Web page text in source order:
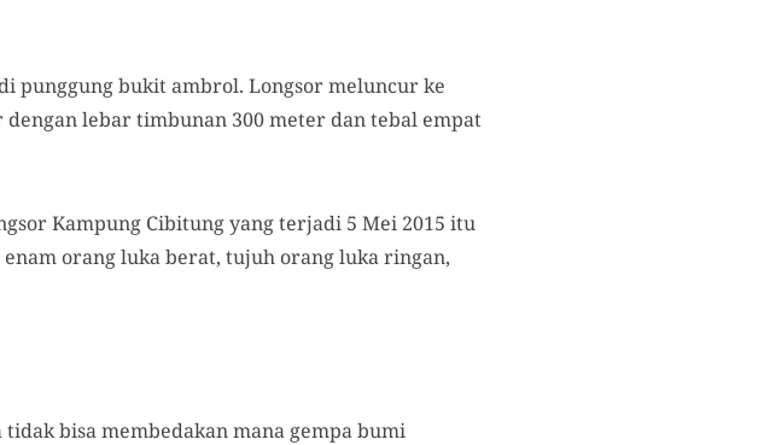
punggung bukit ambrol. Longsor meluncur ke
lebar timbunan 300 meter dan tebal empat
Kampung Cibitung yang terjadi 5 Mei 2015 itu
orang luka berat, tujuh orang luka ringan,
bisa membedakan mana gempa bumi